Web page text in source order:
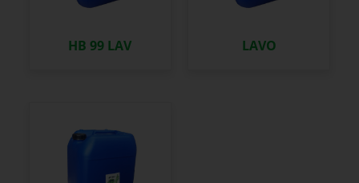
HB 99 LAV LAVO